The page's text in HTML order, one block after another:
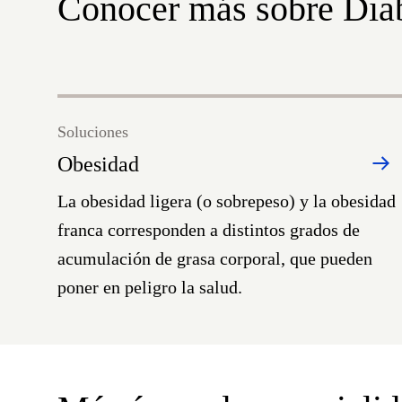
Conocer más sobre
Obesidad
Soluciones
La obesidad ligera (o sobrepeso) y la obesidad
franca corresponden a distintos grados de
acumulación de grasa corporal, que pueden
poner en peligro la salud.